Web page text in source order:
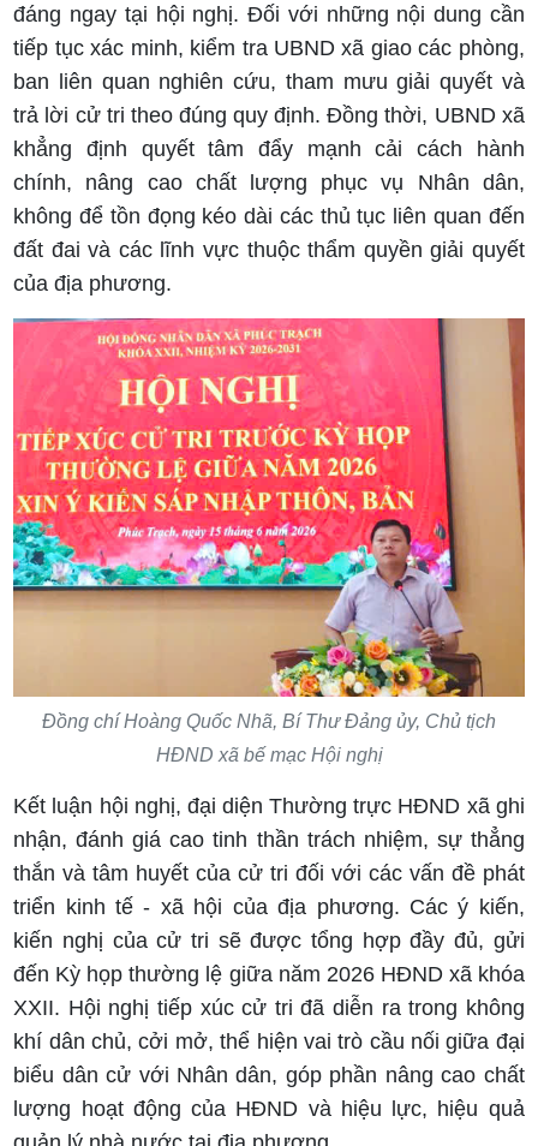
đáng ngay tại hội nghị. Đối với những nội dung cần
tiếp tục xác minh, kiểm tra UBND xã giao các phòng,
ban liên quan nghiên cứu, tham mưu giải quyết và
trả lời cử tri theo đúng quy định. Đồng thời, UBND xã
khẳng định quyết tâm đẩy mạnh cải cách hành
chính, nâng cao chất lượng phục vụ Nhân dân,
không để tồn đọng kéo dài các thủ tục liên quan đến
đất đai và các lĩnh vực thuộc thẩm quyền giải quyết
của địa phương.
Đồng chí Hoàng Quốc Nhã, Bí Thư Đảng ủy, Chủ tịch
HĐND xã bế mạc Hội nghị
Kết luận hội nghị, đại diện Thường trực HĐND xã ghi
nhận, đánh giá cao tinh thần trách nhiệm, sự thẳng
thắn và tâm huyết của cử tri đối với các vấn đề phát
triển kinh tế - xã hội của địa phương. Các ý kiến,
kiến nghị của cử tri sẽ được tổng hợp đầy đủ, gửi
đến Kỳ họp thường lệ giữa năm 2026 HĐND xã khóa
XXII. Hội nghị tiếp xúc cử tri đã diễn ra trong không
khí dân chủ, cởi mở, thể hiện vai trò cầu nối giữa đại
biểu dân cử với Nhân dân, góp phần nâng cao chất
lượng hoạt động của HĐND và hiệu lực, hiệu quả